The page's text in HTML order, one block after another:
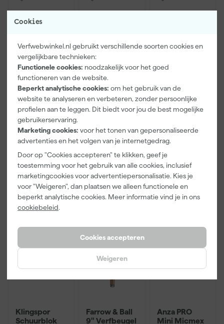
Cookies
Verfwebwinkel.nl gebruikt verschillende soorten cookies en
vergelijkbare technieken:
Functionele cookies: noodzakelijk voor het goed
functioneren van de website.
Beperkt analytische cookies: om het gebruik van de
website te analyseren en verbeteren, zonder persoonlijke
profielen aan te leggen. Dit biedt voor jou de best mogelijke
gebruikerservaring.
Marketing cookies: voor het tonen van gepersonaliseerde
advertenties en het volgen van je internetgedrag.
Door op "Cookies accepteren" te klikken, geef je
toestemming voor het gebruik van alle cookies, inclusief
marketingcookies voor advertentiepersonalisatie. Kies je
voor "Weigeren", dan plaatsen we alleen functionele en
beperkt analytische cookies. Meer informatie vind je in ons
cookiebeleid.
Cookies accepteren
Weigeren
Paintura
Lucamax
Washi tape -
50mx24mm
Maandag
bezorgd
Adviesprijs 6,00
3,99
incl. BTW
Farrow & Ball
F&B
Kleurenwaaie
bezorgd
22,00
incl. BTW
Go!Paint Roll
And Go
Verfbak -
0,5L + 5
Inzetbakken
bezorgd
3,99
incl. BTW
Klingspor
Schuurblok
Farrow & Ball
9" Verfbeugel
Anza PRO
Mini Micmex